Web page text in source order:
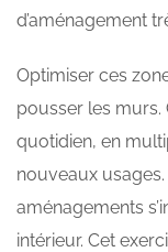
d’aménagement
Optimiser ces
pousser les murs.
quotidien, en
nouveaux
aménagements
intérieur. Cet